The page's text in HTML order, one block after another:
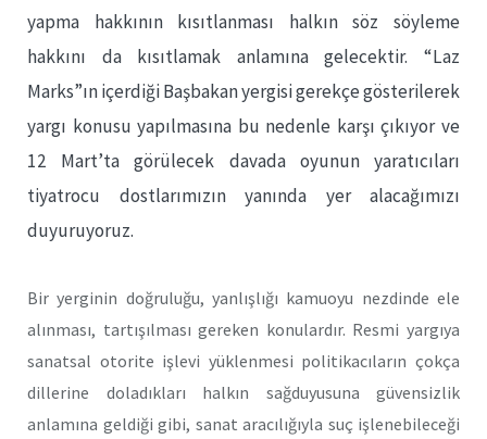
yapma hakkının kısıtlanması halkın söz söyleme
hakkını da kısıtlamak anlamına gelecektir. “Laz
Marks”ın içerdiği Başbakan yergisi gerekçe gösterilerek
yargı konusu yapılmasına bu nedenle karşı çıkıyor ve
12 Mart’ta görülecek davada oyunun yaratıcıları
tiyatrocu dostlarımızın yanında yer alacağımızı
duyuruyoruz.
Bir yerginin doğruluğu, yanlışlığı kamuoyu nezdinde ele
alınması, tartışılması gereken konulardır. Resmi yargıya
sanatsal otorite işlevi yüklenmesi politikacıların çokça
dillerine doladıkları halkın sağduyusuna güvensizlik
anlamına geldiği gibi, sanat aracılığıyla suç işlenebileceği